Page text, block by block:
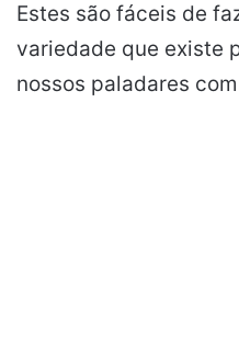
Estes são fáceis de
variedade que existe
nossos paladares